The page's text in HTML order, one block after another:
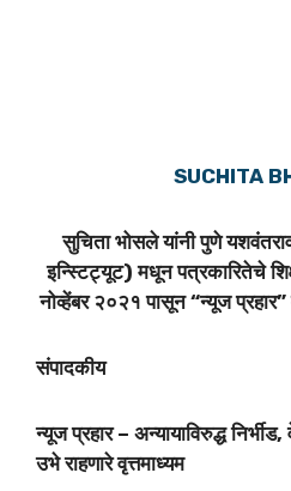
SUCHITA
सुचिता भोसले यांनी पुणे यशवंतराव
इन्स्टिट्यूट) मधून पत्रकारितेचे
नोव्हेंबर २०२१ पासून “न्यूज
संपादकीय
न्यूज प्रहार – अन्यायाविरुद्ध
उभे राहणारे वृत्तमाध्यम